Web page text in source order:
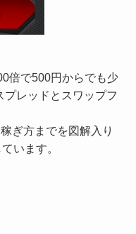
倍で500円からでも少
レッドとスワップフ
ぎ方までを図解入り
います。